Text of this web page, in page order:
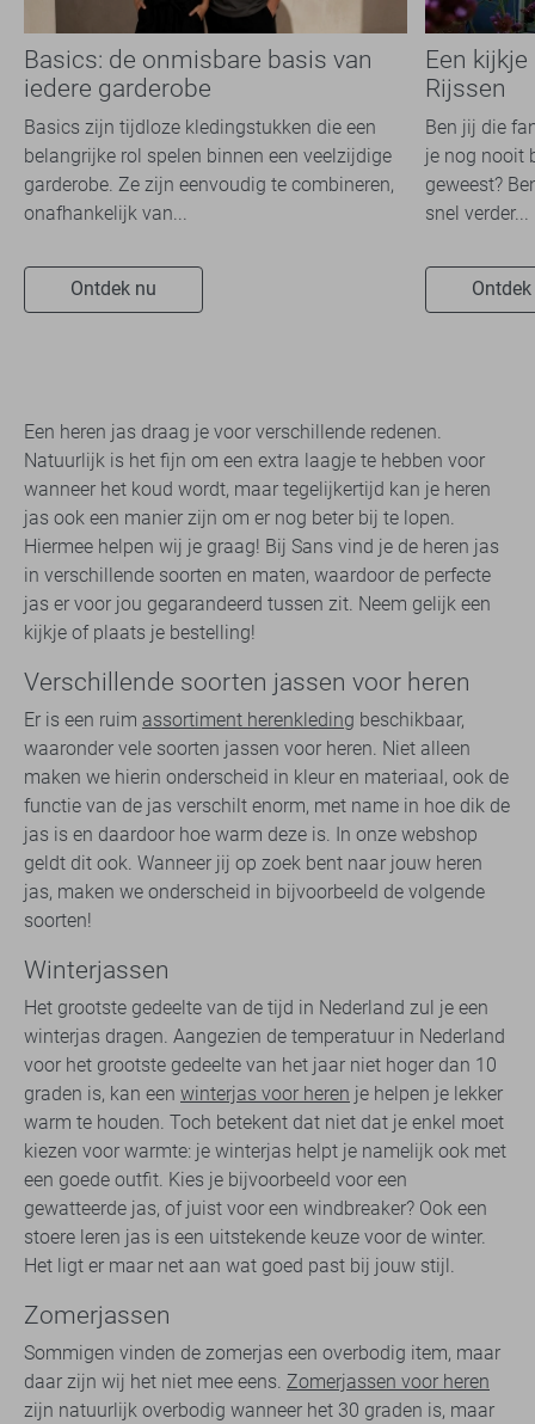
Basics: de onmisbare basis van
iedere garderobe
Basics zijn tijdloze kledingstukken die een
belangrijke rol spelen binnen een veelzijdige
garderobe. Ze zijn eenvoudig te combineren,
onafhankelijk van...
Ontdek nu
Een
Rijssen
Ben jij die
je nog nooit
geweest?
snel verder...
Een heren jas draag je voor verschillende redenen.
Natuurlijk is het fijn om een extra laagje te hebben voor
wanneer het koud wordt, maar tegelijkertijd kan je heren
jas ook een manier zijn om er nog beter bij te lopen.
Hiermee helpen wij je graag! Bij Sans vind je de heren jas
in verschillende soorten en maten, waardoor de perfecte
jas er voor jou gegarandeerd tussen zit. Neem gelijk een
kijkje of plaats je bestelling!
Verschillende soorten jassen voor heren
Er is een ruim assortiment herenkleding beschikbaar,
waaronder vele soorten jassen voor heren. Niet alleen
maken we hierin onderscheid in kleur en materiaal, ook de
functie van de jas verschilt enorm, met name in hoe dik de
jas is en daardoor hoe warm deze is. In onze webshop
geldt dit ook. Wanneer jij op zoek bent naar jouw heren
jas, maken we onderscheid in bijvoorbeeld de volgende
soorten!
Winterjassen
Het grootste gedeelte van de tijd in Nederland zul je een
winterjas dragen. Aangezien de temperatuur in Nederland
voor het grootste gedeelte van het jaar niet hoger dan 10
graden is, kan een winterjas voor heren je helpen je lekker
warm te houden. Toch betekent dat niet dat je enkel moet
kiezen voor warmte: je winterjas helpt je namelijk ook met
een goede outfit. Kies je bijvoorbeeld voor een
gewatteerde jas, of juist voor een windbreaker? Ook een
stoere leren jas is een uitstekende keuze voor de winter.
Het ligt er maar net aan wat goed past bij jouw stijl.
Zomerjassen
Sommigen vinden de zomerjas een overbodig item, maar
daar zijn wij het niet mee eens. Zomerjassen voor heren
zijn natuurlijk overbodig wanneer het 30 graden is, maar